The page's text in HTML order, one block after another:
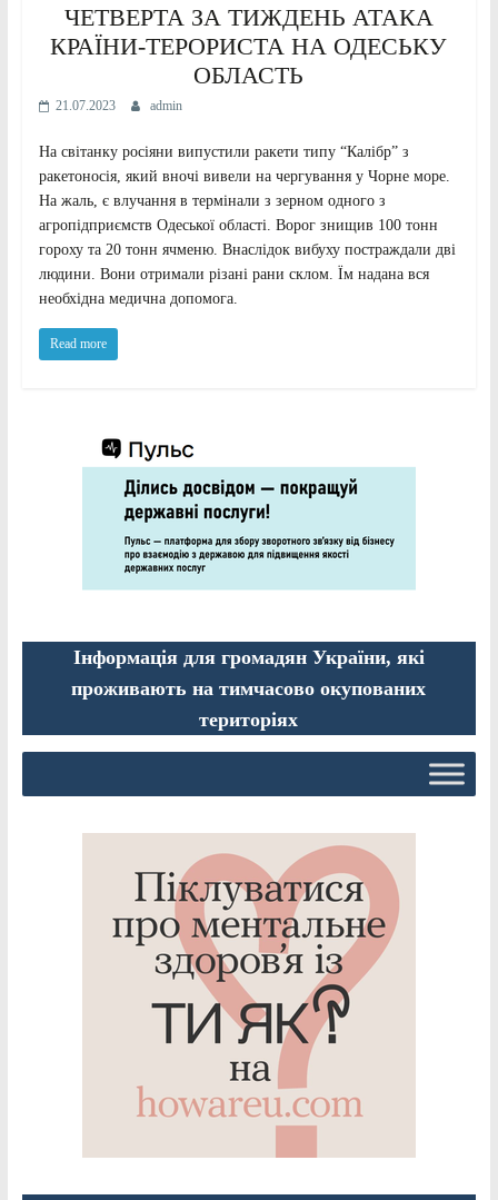
ЧЕТВЕРТА ЗА ТИЖДЕНЬ АТАКА
КРАЇНИ-ТЕРОРИСТА НА ОДЕСЬКУ
ОБЛАСТЬ
21.07.2023 admin
На світанку росіяни випустили ракети типу “Калібр” з
ракетоносія, який вночі вивели на чергування у Чорне море.
На жаль, є влучання в термінали з зерном одного з
агропідприємств Одеської області. Ворог знищив 100 тонн
гороху та 20 тонн ячменю. Внаслідок вибуху постраждали дві
людини. Вони отримали різані рани склом. Їм надана вся
необхідна медична допомога.
Read more
Інформація для громадян України, які
проживають на тимчасово окупованих
територіях